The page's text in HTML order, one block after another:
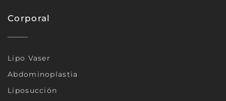
Corporal
Lipo Vaser
Abdominoplastia
Liposucción